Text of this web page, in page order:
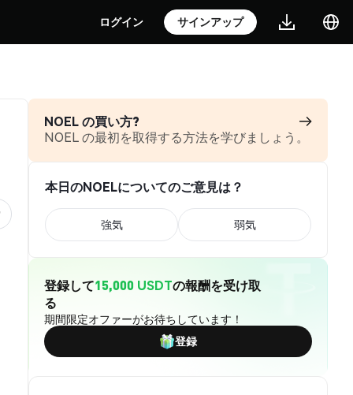
ログイン サインアップ
NOEL の買い方?
NOEL の最初を取得する方法を学びましょう。
本日のNOELについてのご意見は？
強気 弱気
登録して15,000 USDTの報酬を受け取
る
期間限定オファーがお待ちしています！
登録